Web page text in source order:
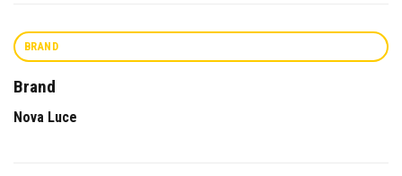
BRAND
Brand
Nova Luce